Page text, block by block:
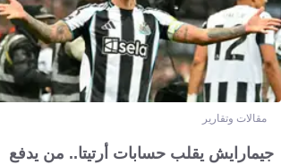
مقالات وتقارير
جيمارايش يقلب حسابات أرتيتا.. من يدفع